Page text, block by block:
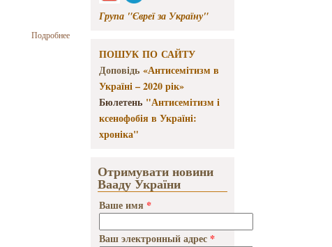
Подробнеео В Остроге
повредили
еврейскую
молитвенную
Група "Євреї за Україну"
ПОШУК ПО САЙТУ
Доповідь «Антисемітизм в
Україні – 2020 рік»
Бюлетень "Антисемітизм і
ксенофобія в Україні:
хроніка"
Отримувати новини
Вааду України
Ваше имя *
Ваш электронный адрес *